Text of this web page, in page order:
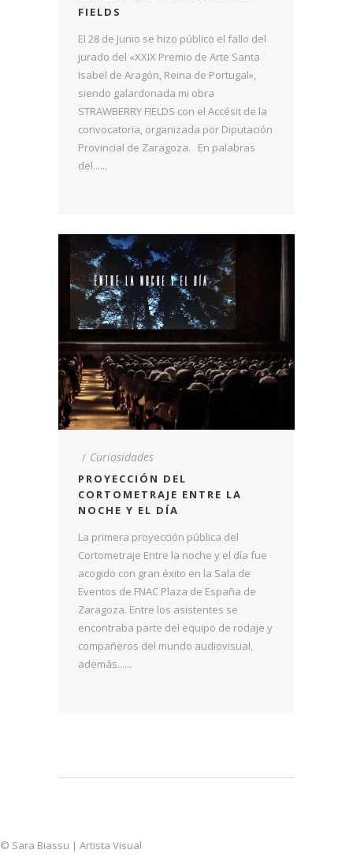
FIELDS
El 28 de Junio se hizo público el fallo del
jurado del «XXIX Premio de Arte Santa
Isabel de Aragón, Reina de Portugal»,
siendo galardonada mi obra
STRAWBERRY FIELDS con el Accésit de la
convocatoria, organizada por Diputación
Provincial de Zaragoza. En palabras
del......
Curiosidades
PROYECCIÓN DEL
CORTOMETRAJE ENTRE LA
NOCHE Y EL DÍA
La primera proyección pública del
Cortometraje Entre la noche y el día fue
acogido con gran éxito en la Sala de
Eventos de FNAC Plaza de España de
Zaragoza. Entre los asistentes se
encontraba parte del equipo de rodaje y
compañeros del mundo audiovisual,
además......
© Sara Biassu | Artista Visual